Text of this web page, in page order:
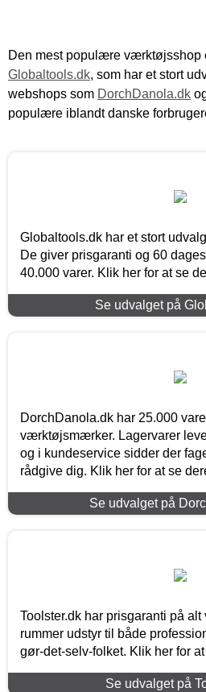
Den mest populære værktøjsshop
Globaltools.dk, som har et stort
webshops som DorchDanola.dk
populære iblandt danske
Globaltools.dk har et stort
De giver prisgaranti og 60
40.000 varer. Klik her for at se
Se udvalget på
DorchDanola.dk har 25.000
værktøjsmærker. Lagervarer
og i kundeservice sidder der
rådgive dig. Klik her for at se
Se udvalget på
Toolster.dk har prisgaranti på
rummer udstyr til både
gør-det-selv-folket. Klik her for
Se udvalget på